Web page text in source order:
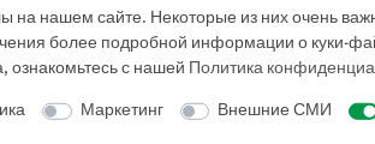
на нашем сайте. Некоторые из них очень
более подробной информации о куки-
ознакомьтесь с нашей
Политика
Маркетинг Внешние СМИ